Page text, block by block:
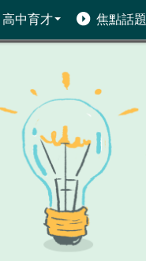
高中育才 焦點話題